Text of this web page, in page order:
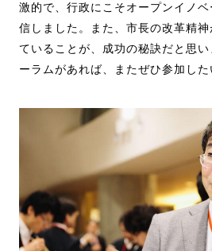
激的で、行政にこそオープンイノ
信しました。また、市長の改革精
ていることが、成功の秘訣だと思
ーラムがあれば、またぜひ参加した